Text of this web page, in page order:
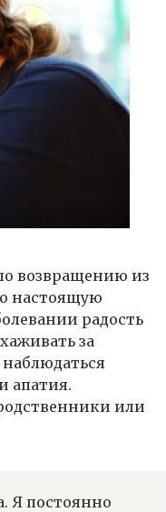
возвращению из
настоящую
радость
за
апатия.
или
Я постоянно